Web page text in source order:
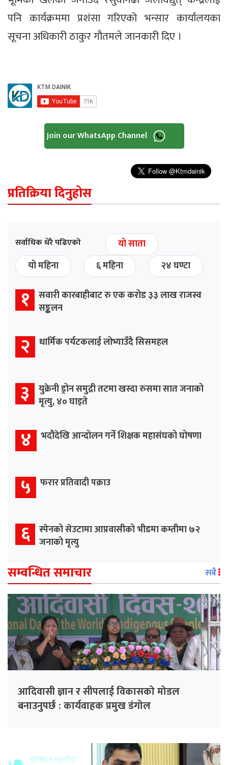
पनि कार्यक्रममा प्रशंसा गरिएको भन्सार कार्यालयका
सूचना अधिकारी ठाकुर गौतमले जानकारी दिए ।
Join our WhatsApp Channel
प्रतिक्रिया दिनुहोस
सर्वाधिक धेरै पढिएको
यो साता
यो महिना
६ महिना २४ घण्टा
१ सवारी कारबाहीबाट रु एक करोड ३३ लाख राजस्व
सङ्कलन
२ धार्मिक पर्यटकलाई लोभ्याउँदै सिसमहल
३ युक्रेनी ड्रोन समुद्री तटमा खस्दा रुसमा सात जनाको
मृत्यु, ४० घाइते
४ भदौदेखि आन्दोलन गर्ने शिक्षक महासंघको घोषणा
५ फरार प्रतिवादी पक्राउ
६ स्पेनको सेउटामा आप्रवासीको भीडमा कम्तीमा ७२
जनाको मृत्यु
सम्वन्धित समाचार सबै
आदिवासी ज्ञान र सीपलाई विकासको मोडल
बनाउनुपर्छ : कार्यवाहक प्रमुख डंगोल